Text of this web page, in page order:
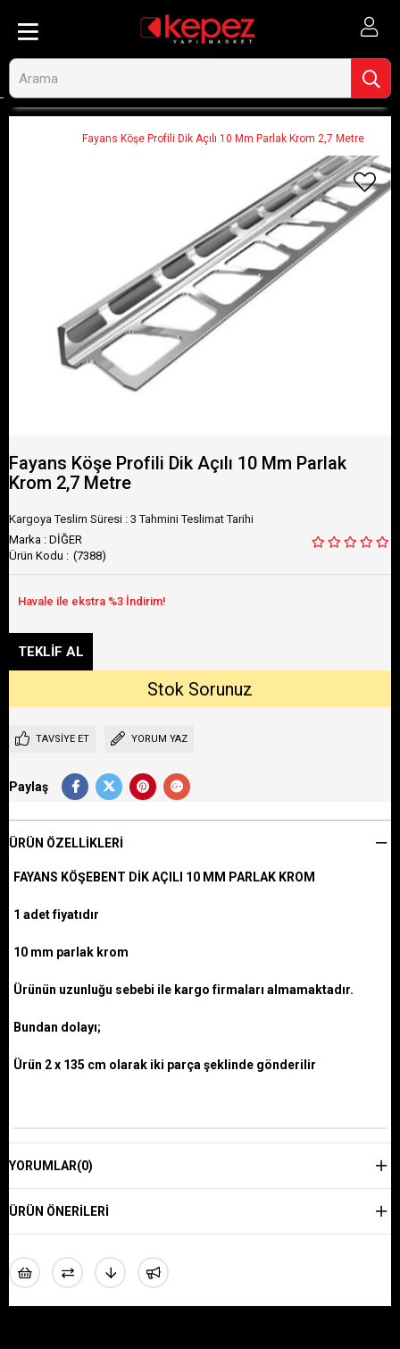
Fayans Köşe Profili Dik Açılı 10 Mm Parlak Krom 2,7 Metre
Fayans Köşe Profili Dik Açılı 10 Mm Parlak
Krom 2,7 Metre
Kargoya Teslim Süresi : 3 Tahmini Teslimat Tarihi
Marka : DİĞER
(7388)
TAVSIYE ET YORUM YAZ
Paylaş
ÜRÜN ÖZELLIKLERI
FAYANS KÖŞEBENT DİK AÇILI 10 MM PARLAK KROM
1 adet fiyatıdır
10 mm parlak krom
Ürünün uzunluğu sebebi ile kargo firmaları almamaktadır.
Bundan dolayı;
Ürün 2 x 135 cm olarak iki parça şeklinde gönderilir
YORUMLAR(0)
ÜRÜN ÖNERILERI